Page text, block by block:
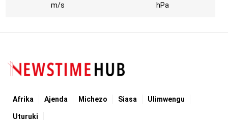
m/s
hPa
Afrika Ajenda Michezo Siasa Ulimwengu
Uturuki